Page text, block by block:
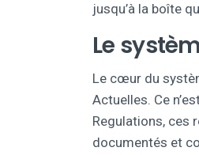
jusqu’à la boîte
Le
Le cœur du
Actuelles. Ce
Regulations, ces
documentés et